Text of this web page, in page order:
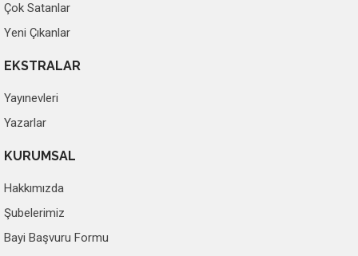
Çok Satanlar
Yeni Çıkanlar
EKSTRALAR
Yayınevleri
Yazarlar
KURUMSAL
Hakkımızda
Şubelerimiz
Bayi Başvuru Formu